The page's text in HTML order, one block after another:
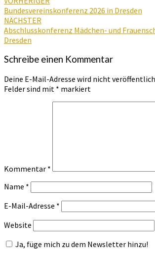
Bundesvereinskonferenz 2026 in Dresden
NÄCHSTER
Abschlusskonferenz Mädchen- und
Dresden
Schreibe einen Kommentar
Deine E-Mail-Adresse wird nicht
Felder sind mit * markiert
Kommentar *
Name *
E-Mail-Adresse *
Website
Ja, füge mich zu dem Newsletter hinzu!